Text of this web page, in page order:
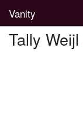
Vanity
Tally Weijl